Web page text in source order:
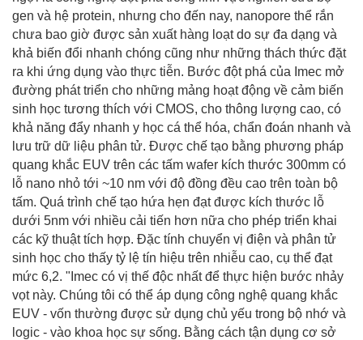
gen và hệ protein, nhưng cho đến nay, nanopore thể rắn
chưa bao giờ được sản xuất hàng loạt do sự đa dạng và
khả biến đổi nhanh chóng cũng như những thách thức đặt
ra khi ứng dụng vào thực tiễn. Bước đột phá của Imec mở
đường phát triển cho những mảng hoạt động về cảm biến
sinh học tương thích với CMOS, cho thông lượng cao, có
khả năng đẩy nhanh y học cá thể hóa, chẩn đoán nhanh và
lưu trữ dữ liệu phân tử. Được chế tạo bằng phương pháp
quang khắc EUV trên các tấm wafer kích thước 300mm có
lỗ nano nhỏ tới ~10 nm với độ đồng đều cao trên toàn bộ
tấm. Quá trình chế tạo hứa hẹn đạt được kích thước lỗ
dưới 5nm với nhiều cải tiến hơn nữa cho phép triển khai
các kỹ thuật tích hợp. Đặc tính chuyển vị điện và phân tử
sinh học cho thấy tỷ lệ tín hiệu trên nhiễu cao, cụ thể đạt
mức 6,2. "Imec có vị thế độc nhất để thực hiện bước nhảy
vọt này. Chúng tôi có thể áp dụng công nghệ quang khắc
EUV - vốn thường được sử dụng chủ yếu trong bộ nhớ và
logic - vào khoa học sự sống. Bằng cách tận dụng cơ sở